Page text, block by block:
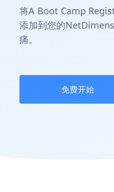
将A Boot Camp
添加到您的
痛。
免费开始